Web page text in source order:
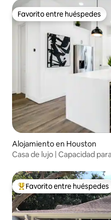
Favorito entre huéspedes
Favorito entre huéspedes
Alojamiento en Houston
Casa de lujo | Capacidad
Favorito entre huéspedes
Favorito entre huéspedes